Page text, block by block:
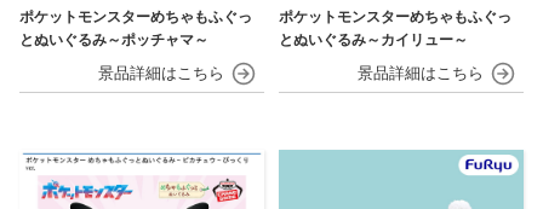
ポケットモンスターめちゃもふぐっ
とぬいぐるみ～ポッチャマ～
ポケットモンスターめちゃもふぐっ
とぬいぐるみ～カイリュー～